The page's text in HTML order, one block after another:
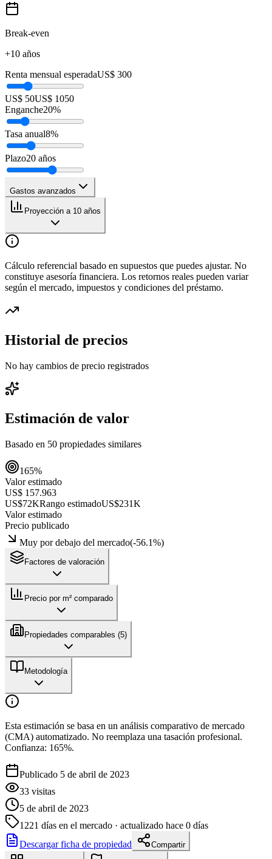
Break-even
+10 años
Renta mensual esperadaUS$ 300
US$ 50US$ 1050
Enganche20%
Tasa anual8%
Plazo20 años
Gastos avanzados
Proyección a 10 años
Cálculo referencial basado en supuestos que puedes ajustar. No
constituye asesoría financiera. Los retornos reales pueden variar
según el mercado, impuestos y condiciones del préstamo.
Historial de precios
No hay cambios de precio registrados
Estimación de valor
Basado en 50 propiedades similares
165%
Valor estimado
US$ 157.963
US$72KRango estimadoUS$231K
Valor estimado
Precio publicado
Muy por debajo del mercado(-56.1%)
Factores de valoración
Precio por m² comparado
Propiedades comparables (5)
Metodología
Esta estimación se basa en un análisis comparativo de mercado
(CMA) automatizado. No reemplaza una tasación profesional.
Confianza: 165%.
Publicado 5 de abril de 2023
33 visitas
5 de abril de 2023
1221 días en el mercado · actualizado hace 0 días
Descargar ficha de propiedad
Compartir